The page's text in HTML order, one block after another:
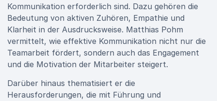
Kommunikation erforderlich sind. Dazu gehören die
Bedeutung von aktiven Zuhören, Empathie und
Klarheit in der Ausdrucksweise. Matthias Pohm
vermittelt, wie effektive Kommunikation nicht nur die
Teamarbeit fördert, sondern auch das Engagement
und die Motivation der Mitarbeiter steigert.
Darüber hinaus thematisiert er die
Herausforderungen, die mit Führung und